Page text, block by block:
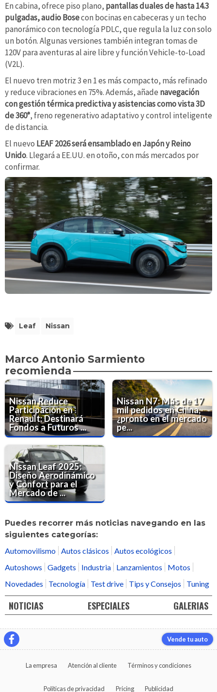
En cabina, ofrece piso plano, pantallas duales de hasta 14.3
pulgadas, audio Bosecon bocinas en cabeceras y un techo
panorámico con tecnología PDLC, que regula la luz con solo
un botón. Algunas versiones también integran tomas de
120V para aventuras al aire libre y función Vehicle-to-Load
(V2L).
El nuevo tren motriz 3 en 1 es más compacto, más refinado
y reduce vibraciones en 75%. Además, añade navegación
con gestión térmica predictiva y asistencias como vista 3D
de 360°, freno regenerativo adaptativo y control inteligente
de distancia.
El nuevo LEAF 2026 será ensamblado en Japón y Reino
Unido. Llegará a EE.UU. en otoño, con más mercados por
confirmar.
Leaf Nissan
Marco Antonio Sarmiento
recomienda
Nissan Reduce
Participación en
Renault: Destinará
Fondos a Futuros ...
Nissan N7: Más de 17
mil pedidos en China,
¿pronto en el mercado
pe...
Nissan Leaf 2025:
Diseño Aerodinámico
y Confort para el
Mercado de ...
Puedes recorrer más noticias navegando en las
siguientes categorías:
Automovilismo Autos clásicos
Autos ecológicos
Autoshows
Gadgets Industria Lanzamientos
Motos
Novedades
Tecnología Test drive Tips y Consejos Tuning
NOTICIAS ESPECIALES GALERIAS
Vende tu auto
La empresa Atención al cliente Términos y condiciones
Políticas de privacidad Pricing Publicidad